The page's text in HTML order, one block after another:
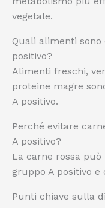
vegetale.
Quali alimenti
positivo?
Alimenti freschi,
proteine magre
A positivo.
Perché evitare
A positivo?
La carne rossa
gruppo A positivo
Punti chiave sulla